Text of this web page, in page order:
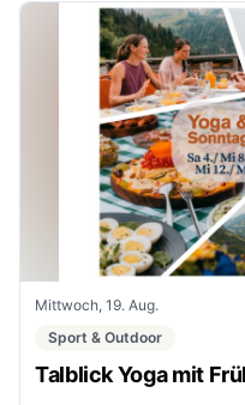
Mittwoch, 19. Aug.
Sport & Outdoor
Talblick Yoga mit